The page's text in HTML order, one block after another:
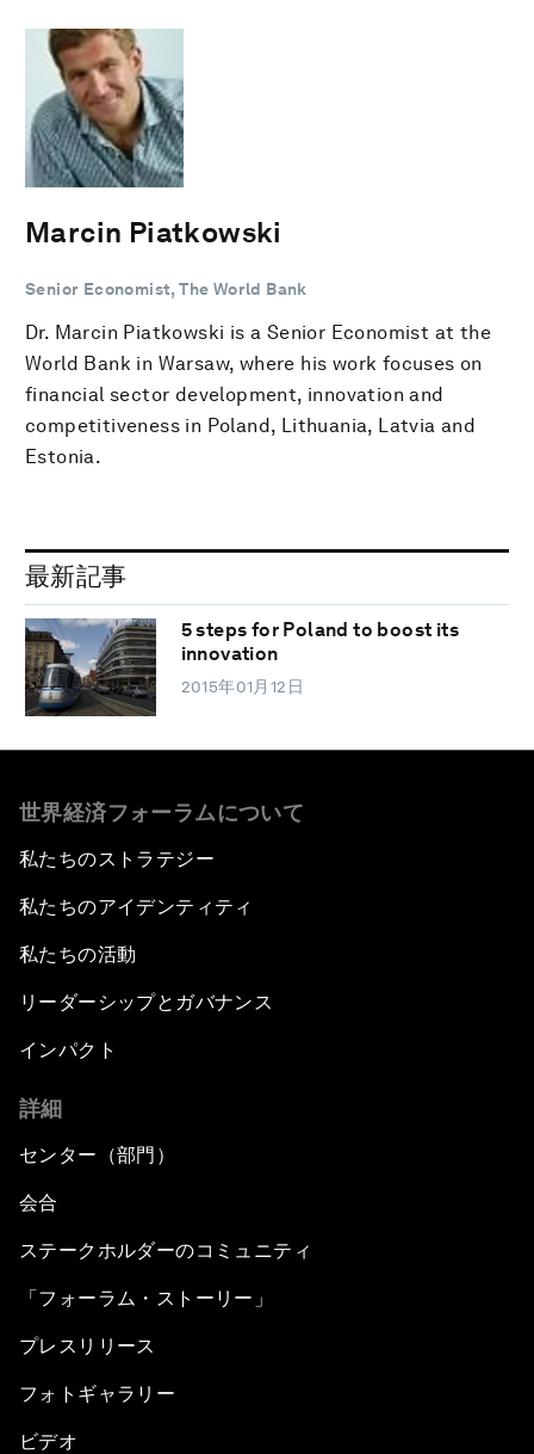
Marcin Piatkowski
Senior Economist, The World Bank
Dr. Marcin Piatkowski is a Senior Economist at the
World Bank in Warsaw, where his work focuses on
financial sector development, innovation and
competitiveness in Poland, Lithuania, Latvia and
Estonia.
最新記事
5 steps for Poland to boost its
innovation
2015年01月12日
世界経済フォーラムについて
私たちのストラテジー
私たちのアイデンティティ
私たちの活動
リーダーシップとガバナンス
インパクト
詳細
センター（部門）
会合
ステークホルダーのコミュニティ
「フォーラム・ストーリー」
プレスリリース
フォトギャラリー
ビデオ